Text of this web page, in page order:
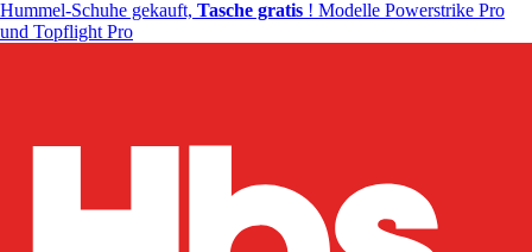
Hummel-Schuhe gekauft, Tasche gratis ! Modelle Powerstrike Pro
und Topflight Pro